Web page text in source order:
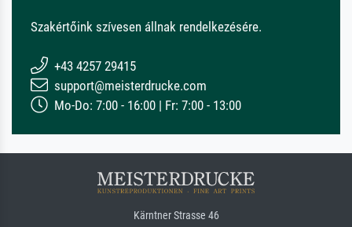
Szakértőink szívesen állnak rendelkezésére.
+43 4257 29415
support@meisterdrucke.com
Mo-Do: 7:00 - 16:00 | Fr: 7:00 - 13:00
Kärntner Strasse 46